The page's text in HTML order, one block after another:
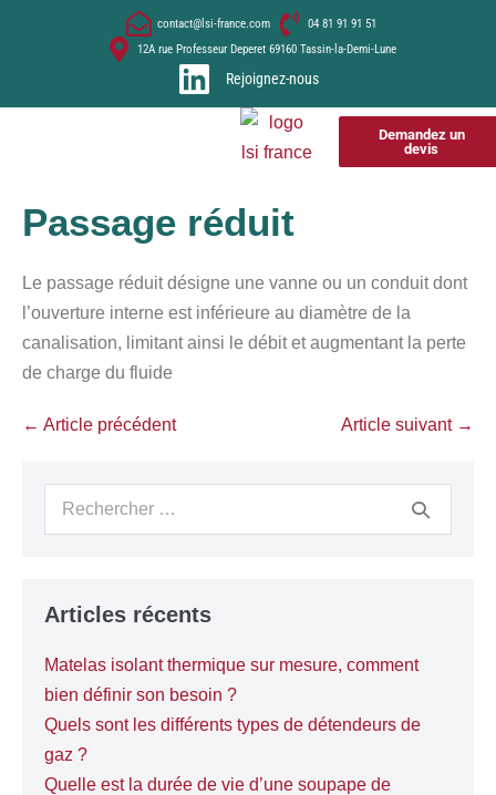
contact@lsi-france.com
04 81 91 91 51
12A rue Professeur Deperet 69160 Tassin-la-Demi-Lune
Rejoignez-nous
Demandez un
devis
Passage réduit
Le passage réduit désigne une vanne ou un conduit dont
l’ouverture interne est inférieure au diamètre de la
canalisation, limitant ainsi le débit et augmentant la perte
de charge du fluide
← Article précédent Article suivant →
Articles récents
Matelas isolant thermique sur mesure, comment
bien définir son besoin ?
Quels sont les différents types de détendeurs de
gaz ?
Quelle est la durée de vie d’une soupape de